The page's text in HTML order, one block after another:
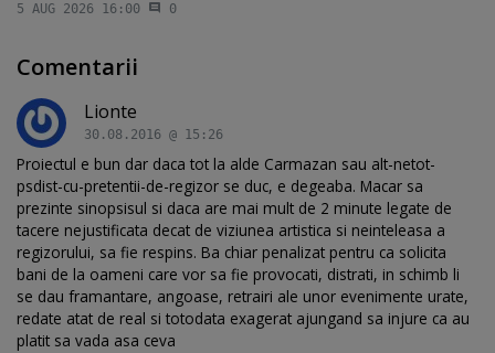
5 AUG 2026 16:00 0
Comentarii
Lionte
30.08.2016 @ 15:26
Proiectul e bun dar daca tot la alde Carmazan sau alt-netot-
psdist-cu-pretentii-de-regizor se duc, e degeaba. Macar sa
prezinte sinopsisul si daca are mai mult de 2 minute legate de
tacere nejustificata decat de viziunea artistica si neinteleasa a
regizorului, sa fie respins. Ba chiar penalizat pentru ca solicita
bani de la oameni care vor sa fie provocati, distrati, in schimb li
se dau framantare, angoase, retrairi ale unor evenimente urate,
redate atat de real si totodata exagerat ajungand sa injure ca au
platit sa vada asa ceva